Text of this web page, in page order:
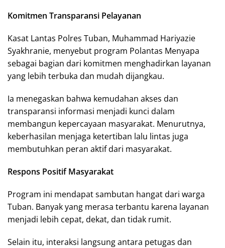
Komitmen Transparansi Pelayanan
Kasat Lantas Polres Tuban, Muhammad Hariyazie
Syakhranie, menyebut program Polantas Menyapa
sebagai bagian dari komitmen menghadirkan layanan
yang lebih terbuka dan mudah dijangkau.
Ia menegaskan bahwa kemudahan akses dan
transparansi informasi menjadi kunci dalam
membangun kepercayaan masyarakat. Menurutnya,
keberhasilan menjaga ketertiban lalu lintas juga
membutuhkan peran aktif dari masyarakat.
Respons Positif Masyarakat
Program ini mendapat sambutan hangat dari warga
Tuban. Banyak yang merasa terbantu karena layanan
menjadi lebih cepat, dekat, dan tidak rumit.
Selain itu, interaksi langsung antara petugas dan